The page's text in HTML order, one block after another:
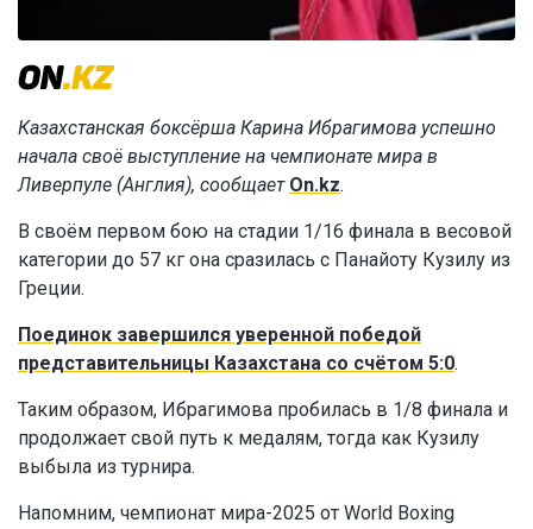
Казахстанская боксёрша Карина Ибрагимова успешно
начала своё выступление на чемпионате мира в
Ливерпуле (Англия), сообщает On.kz.
В своём первом бою на стадии 1/16 финала в весовой
категории до 57 кг она сразилась с Панайоту Кузилу из
Греции.
Поединок завершился уверенной победой
представительницы Казахстана со счётом 5:0.
Таким образом, Ибрагимова пробилась в 1/8 финала и
продолжает свой путь к медалям, тогда как Кузилу
выбыла из турнира.
Напомним, чемпионат мира-2025 от World Boxing